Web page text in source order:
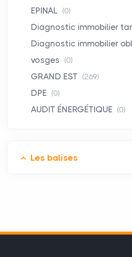
EPINAL (0)
Diagnostic immobilier
Diagnostic immobilier
vosges (0)
GRAND EST (269)
DPE (0)
AUDIT ÉNERGÉTIQUE (0)
Les balises